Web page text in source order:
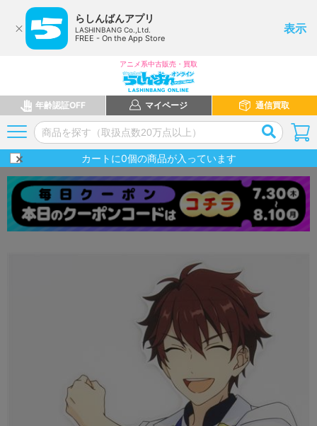
らしんばんアプリ
LASHINBANG Co.,Ltd.
FREE - On the App Store
表示
アニメ系中古販売・買取
年齢認証OFF マイページ 通信買取
カートに0個の商品が入っています